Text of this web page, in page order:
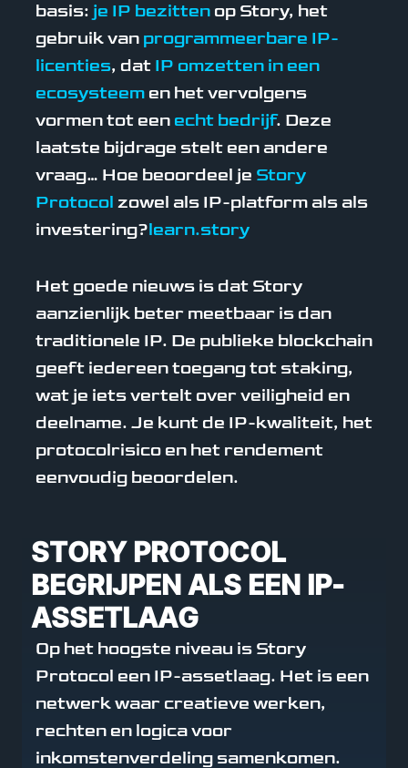
basis: je IP bezitten op Story, het
gebruik van programmeerbare IP-
licenties, dat IP omzetten in een
ecosysteem en het vervolgens
vormen tot een echt bedrijf. Deze
laatste bijdrage stelt een andere
vraag… Hoe beoordeel je Story
Protocol zowel als IP-platform als als
investering?learn.story
Het goede nieuws is dat Story
aanzienlijk beter meetbaar is dan
traditionele IP. De publieke blockchain
geeft iedereen toegang tot staking,
wat je iets vertelt over veiligheid en
deelname. Je kunt de IP-kwaliteit, het
protocolrisico en het rendement
eenvoudig beoordelen.
STORY PROTOCOL
BEGRIJPEN ALS EEN IP-
ASSETLAAG
Op het hoogste niveau is Story
Protocol een IP-assetlaag. Het is een
netwerk waar creatieve werken,
rechten en logica voor
inkomstenverdeling samenkomen.